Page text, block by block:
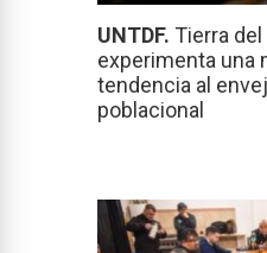
UNTDF. Tierra
experimenta una
tendencia al
poblacional